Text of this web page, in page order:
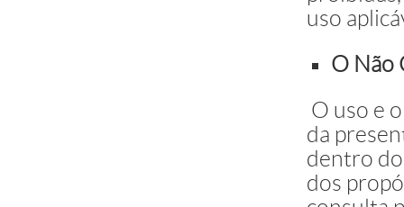
uso
O Não
O uso e
da
dentro
dos